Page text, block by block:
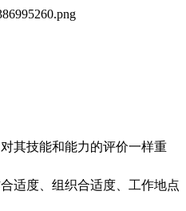
其技能和能力的评价一样重
适度、组织合适度、工作地点